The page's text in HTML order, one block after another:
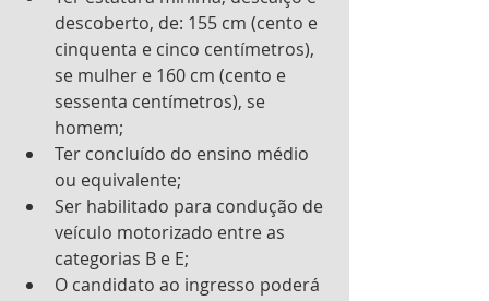
descoberto, de: 155 cm (cento e
cinquenta e cinco centímetros),
se mulher e 160 cm (cento e
sessenta centímetros), se
homem;
Ter concluído do ensino médio
ou equivalente;
Ser habilitado para condução de
veículo motorizado entre as
categorias B e E;
O candidato ao ingresso poderá